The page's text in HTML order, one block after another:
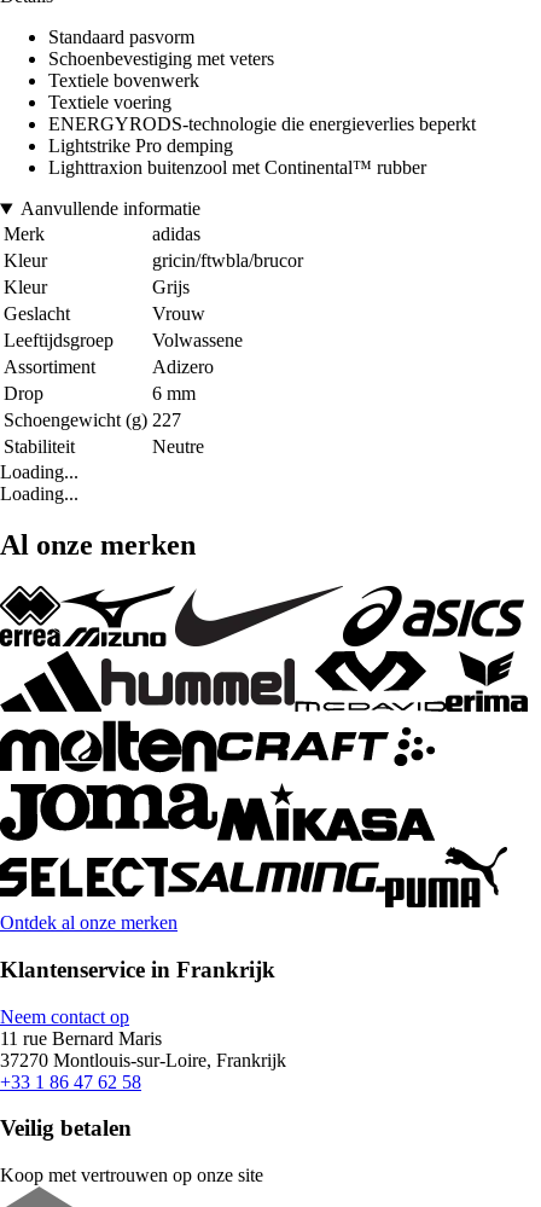
Standaard pasvorm
Schoenbevestiging met veters
Textiele bovenwerk
Textiele voering
ENERGYRODS-technologie die energieverlies beperkt
Lightstrike Pro demping
Lighttraxion buitenzool met Continental™ rubber
Aanvullende informatie
Merk
adidas
Kleur
gricin/ftwbla/brucor
Kleur
Grijs
Geslacht
Vrouw
Leeftijdsgroep
Volwassene
Assortiment
Adizero
Drop
6 mm
Schoengewicht (g) 227
Stabiliteit
Neutre
Loading...
Loading...
Al onze merken
Ontdek al onze merken
Klantenservice in Frankrijk
Neem contact op
11 rue Bernard Maris
37270 Montlouis-sur-Loire, Frankrijk
+33 1 86 47 62 58
Veilig betalen
Koop met vertrouwen op onze site